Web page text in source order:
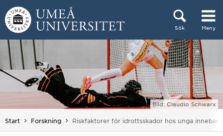
Hoppa direkt till innehållet
Sök Meny
Huvudmenyn dold.
Bild: Claudio Schwarx
Start Forskning Du är här:
Riskfaktorer för idrottsskador hos unga